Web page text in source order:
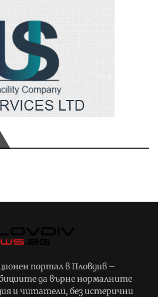
портал в Пловдив –
да върне нормалните
и читатели, без истерични